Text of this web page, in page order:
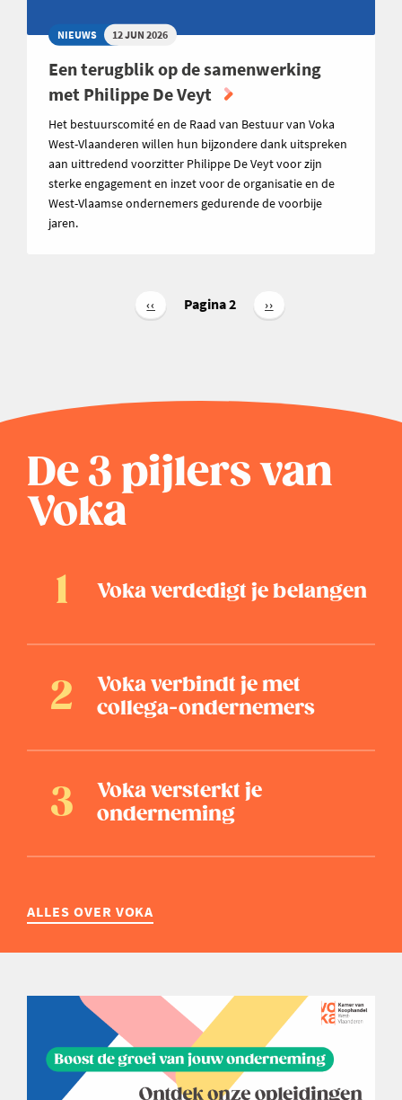
NIEUWS 12 JUN 2026
Een terugblik op de samenwerking
met Philippe De Veyt
Het bestuurscomité en de Raad van Bestuur van Voka
West-Vlaanderen willen hun bijzondere dank uitspreken
aan uittredend voorzitter Philippe De Veyt voor zijn
sterke engagement en inzet voor de organisatie en de
West-Vlaamse ondernemers gedurende de voorbije
jaren.
Vorige
pagina
‹‹ Pagina 2
Volgende
pagina
››
De 3 pijlers van
Voka
Voka verdedigt je belangen
Voka verbindt je met
collega-ondernemers
Voka versterkt je
onderneming
ALLES OVER VOKA